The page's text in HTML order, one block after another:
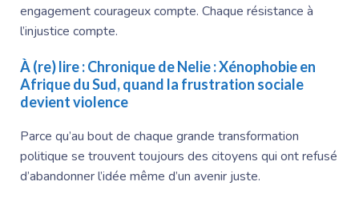
engagement courageux compte. Chaque résistance à
l’injustice compte.
À (re) lire :Chronique de Nelie : Xénophobie en
Afrique du Sud, quand la frustration sociale
devient violence
Parce qu’au bout de chaque grande transformation
politique se trouvent toujours des citoyens qui ont refusé
d’abandonner l’idée même d’un avenir juste.